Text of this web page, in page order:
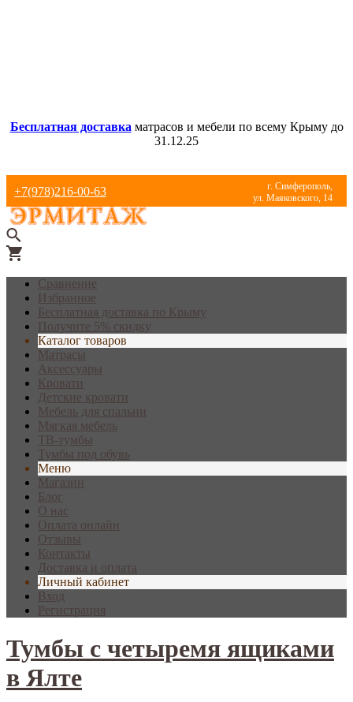
Бесплатная доставка матрасов и мебели по всему Крыму до
31.12.25
+7(978)216-00-63
г. Симферополь,
ул. Маяковского, 14
Сравнение
Избранное
Бесплатная доставка по Крыму
Получите 5% скидку
Каталог товаров
Матрасы
Аксессуары
Кровати
Детские кровати
Мебель для спальни
Мягкая мебель
ТВ-тумбы
Тумбы под обувь
Меню
Магазин
Блог
О нас
Оплата онлайн
Отзывы
Контакты
Доставка и оплата
Личный кабинет
Вход
Регистрация
Тумбы с четыремя ящиками
в Ялте